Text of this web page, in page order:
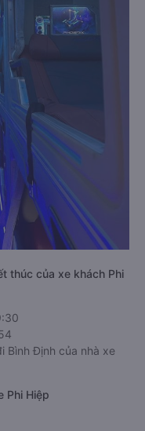
thúc của xe khách Phi
Bình Định của nhà xe
Phi Hiệp